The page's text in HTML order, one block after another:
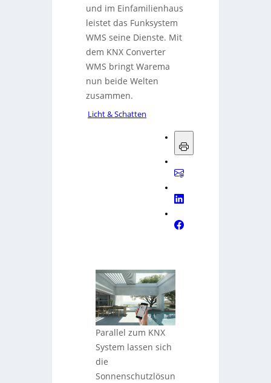
und im Einfamilienhaus
leistet das Funksystem
WMS seine Dienste. Mit
dem KNX Converter
WMS bringt Warema
nun beide Welten
zusammen.
Licht & Schatten
Parallel zum KNX
System lassen sich
die
Sonnenschutzlösun